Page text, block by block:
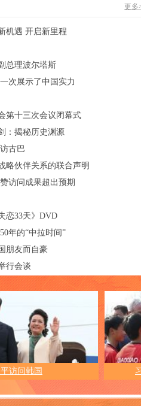
更多
机遇 开启新里程
总理波尔塔斯
次展示了中国实力
第十三次会议闭幕式
：揭秘历史渊源
古巴
略伙伴关系的联合声明
访问成果超出预期
恋33天》DVD
年的“中拉时间”
朋友而自豪
行会谈
访问韩国